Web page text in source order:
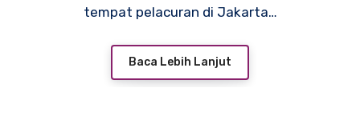
tempat pelacuran di Jakarta…
Baca Lebih Lanjut